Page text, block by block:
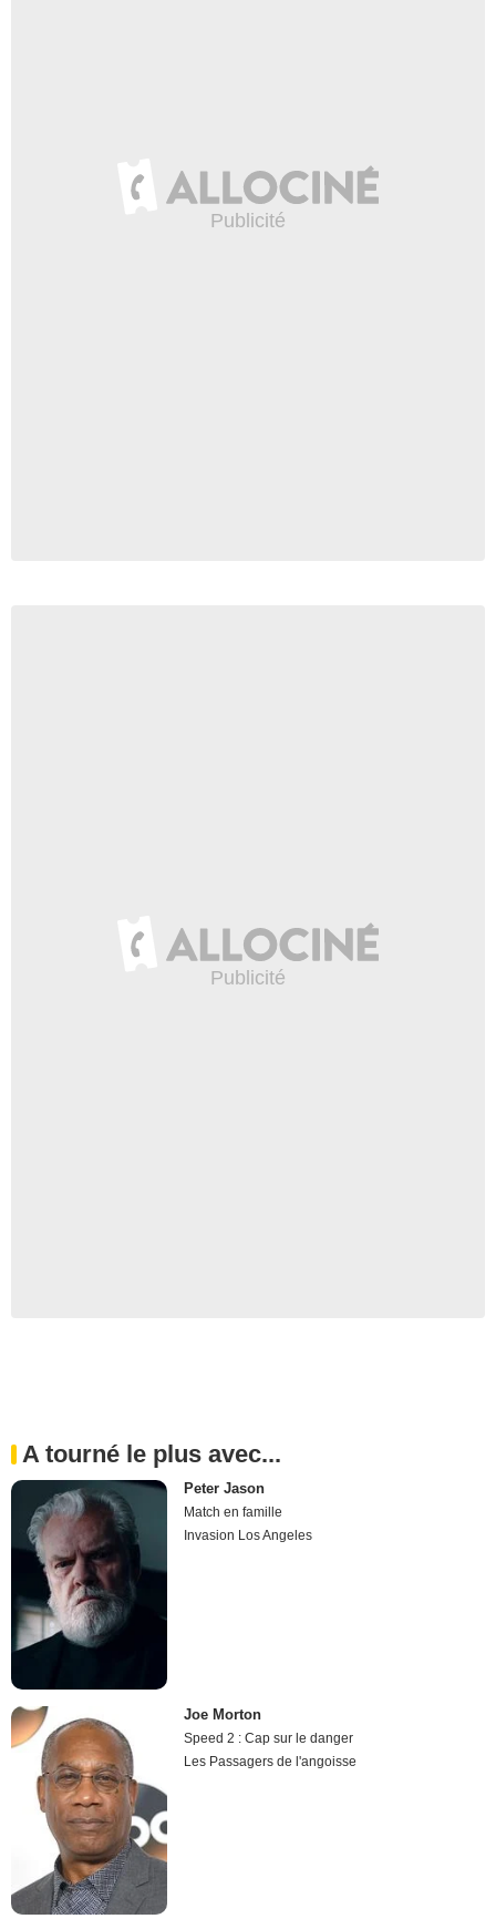
A tourné le plus avec...
Peter Jason
Match en famille
Invasion Los Angeles
Joe Morton
Speed 2 : Cap sur le danger
Les Passagers de l'angoisse